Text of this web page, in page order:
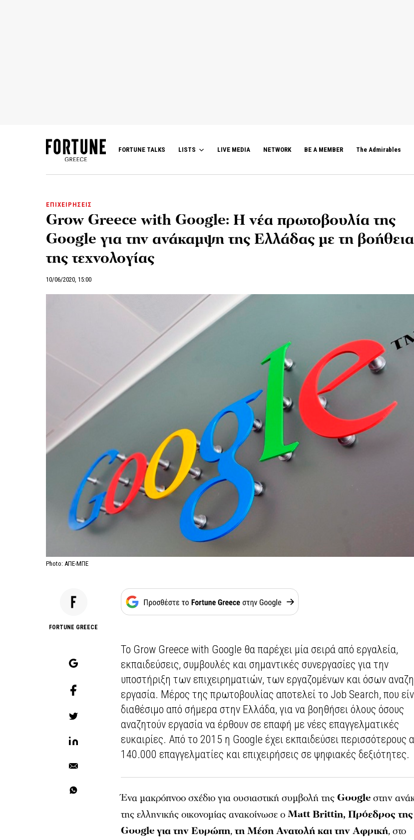
FORTUNE TALKS LISTS LIVE MEDIA NETWORK BE A MEMBER The Admirables
ΕΠΙΧΕΙΡΗΣΕΙΣ
Grow Greece with Google: Η νέα πρωτοβουλία της
Google για την ανάκαμψη της Ελλάδας με τη βοήθεια
της τεχνολογίας
10/06/2020, 15:00
Photo: ΑΠΕ-ΜΠΕ
FORTUNE GREECE
Το Grow Greece with Google θα παρέχει μία σειρά από εργαλεία,
εκπαιδεύσεις, συμβουλές και σημαντικές συνεργασίες για την
υποστήριξη των επιχειρηματιών, των εργαζομένων και όσων
εργασία. Μέρος της πρωτοβουλίας αποτελεί το Job Search, που
διαθέσιμο από σήμερα στην Ελλάδα, για να βοηθήσει όλους όσους
αναζητούν εργασία να έρθουν σε επαφή με νέες επαγγελματικές
ευκαιρίες. Από το 2015 η Google έχει εκπαιδεύσει περισσότερους
140.000 επαγγελματίες και επιχειρήσεις σε ψηφιακές δεξιότητες.
Ένα μακρόπνοο σχέδιο για ουσιαστική συμβολή τηςGoogleστην
της ελληνικής οικονομίας ανακοίνωσε οMatt Brittin, Πρόεδρος της
Google για την Ευρώπη,τη Μέση Ανατολή και την Αφρική, στο